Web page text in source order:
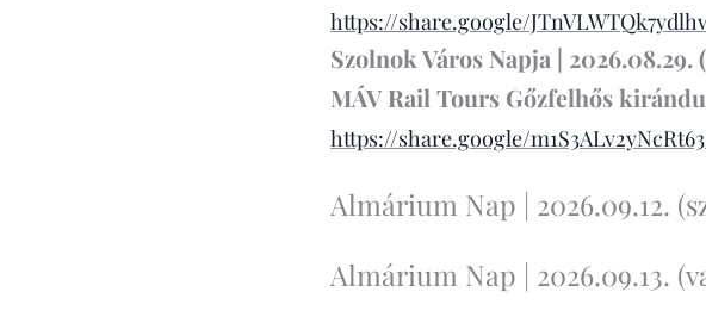
https://share.google/
Szolnok Város Napja | 2026.08.29.
MÁV Rail Tours Gőzfelhős
https://share.google/
Almárium Nap | 2026.09.12.
Almárium Nap | 2026.09.13.